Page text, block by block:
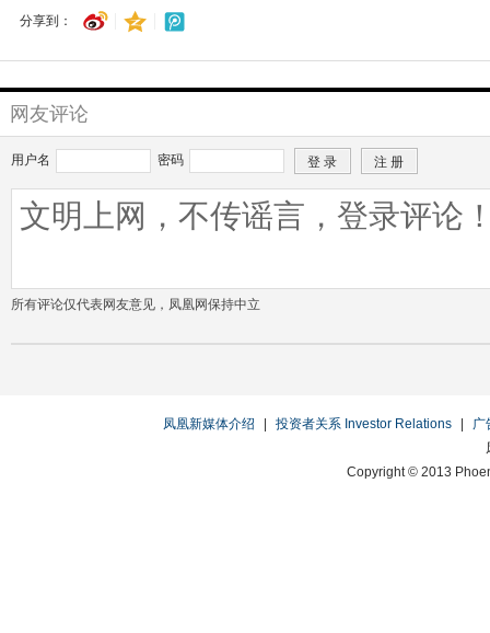
分享到：
网友评论
用户名 密码
所有评论仅代表网友意见，凤凰网保持中立
凤凰新媒体介绍 投资者关系 Investor Relations
广
Copyright © 2013